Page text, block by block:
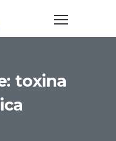
toxina